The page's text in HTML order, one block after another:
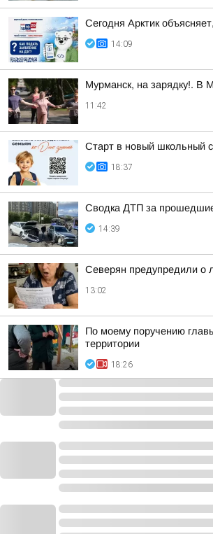
Сегодня Арктик
14:09
Мурманск, на зарядку!. В
11:42
Старт в новый школьный
18:37
Сводка ДТП за
14:39
Северян предупредили о
13:02
По моему поручению
территории
18:26